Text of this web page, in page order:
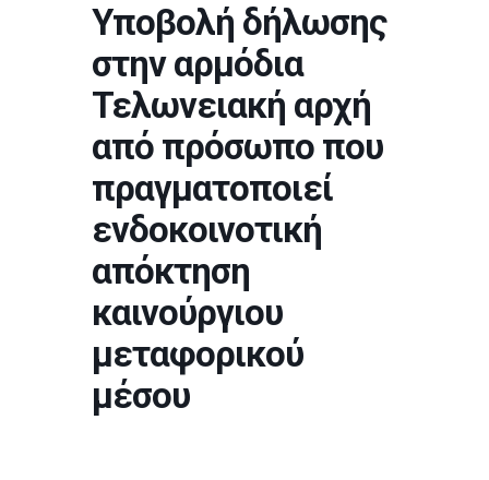
Υποβολή δήλωσης
στην αρμόδια
Τελωνειακή αρχή
από πρόσωπο που
πραγματοποιεί
ενδοκοινοτική
απόκτηση
καινούργιου
μεταφορικού
μέσου